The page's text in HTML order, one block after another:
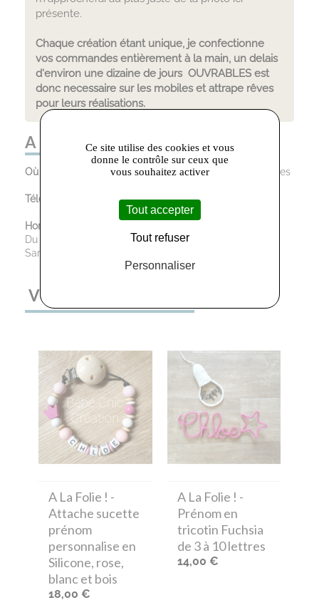
présente.
Chaque création étant unique, je confectionne
vos commandes entièrement à la main, un delais
d'environ une dizaine de jours OUVRABLES est
donc necessaire sur les mobiles et attrape rêves
pour leurs réalisations.
A LA FOLIE ! :
Où trouver le magasin :3 rue Victor Hugo, 81100 Castres
Téléphone : 06.87.06.68.78
Horaires d’ouverture :
Du Mardi au Vendredi : 10:00 - 12:30 / 13:30 - 18:30
Samedi : 10:00 - 12:30 / 14:30 - 18:30
VOUS AIMEREZ AUSSI
A La Folie ! -
Attache sucette
prénom
personnalise en
Silicone, rose,
blanc et bois
18,00 €
A La Folie ! -
Prénom en
tricotin Fuchsia
de 3 à 10 lettres
14,00 €
Ce site utilise des cookies et vous
donne le contrôle sur ceux que
vous souhaitez activer
Tout accepter
Tout refuser
Personnaliser